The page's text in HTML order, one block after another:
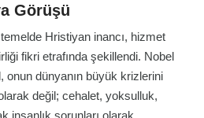
Görüşü
Hristiyan inancı, hizmet
fikri etrafında şekillendi. Nobel
onun dünyanın büyük krizlerini
değil; cehalet, yoksulluk,
insanlık sorunları olarak